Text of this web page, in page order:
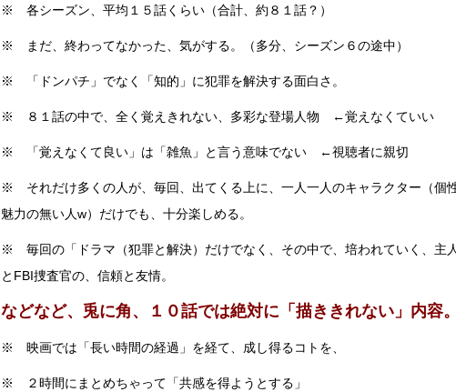
※ 各シーズン、平均１５話くらい（合計、約８１話？）
※ まだ、終わってなかった、気がする。（多分、シーズン６の途中）
※ 「ドンパチ」でなく「知的」に犯罪を解決する面白さ。
※ ８１話の中で、全く覚えきれない、多彩な登場人物 ←覚えなくていい
※ 「覚えなくて良い」は「雑魚」と言う意味でない ←視聴者に親切
※ それだけ多くの人が、毎回、出てくる上に、一人一人のキャラクター（個
魅力の無い人w）だけでも、十分楽しめる。
※ 毎回の「ドラマ（犯罪と解決）だけでなく、その中で、培われていく、主人
とFBI捜査官の、信頼と友情。
などなど、兎に角、１０話では絶対に「描ききれない」内容。
※ 映画では「長い時間の経過」を経て、成し得るコトを、
※ ２時間にまとめちゃって「共感を得ようとする」